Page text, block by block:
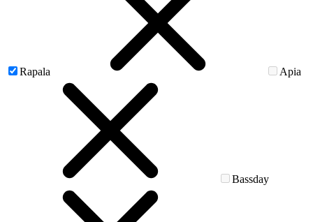
Rapala Apia
Bassday